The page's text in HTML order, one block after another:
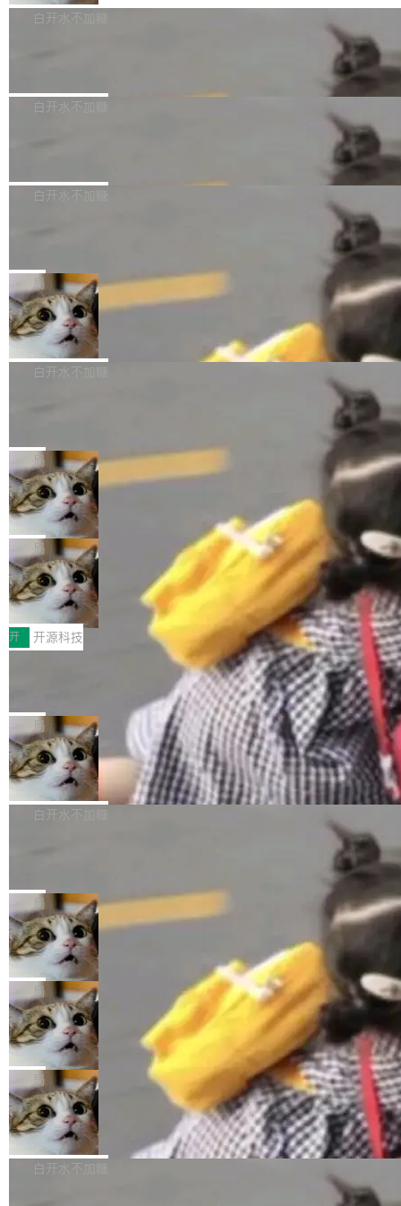
e深度理解服务"）是华为云码道（CodeA...
称为"删库跑路"的命令——最高管理员权限、无
自研的多个文生3D和...
一直在跑这些模型的推理。他们在官方博客上发
整性保护。效果是：吞吐量提升 41%，每 token
3.0preview。基于最新一代大语言模型 Hy3 的
让语音识别不再只是听清，而是真正听懂。通过
w 不要求标准普通话，方言识别覆盖粤语、吴语
白开水不加糖
新和少量网页兼容性修复版本。 Changes/fixe
容提供的字体时出现的几个问题 为避免音频加
质的最低采样率）的音频格式将被拒绝 修复了 C
SS 圆角虚线样式中可能存在的问题 如果表单中
的图像元素不在同一个子树中，则它们将不再关
联 加...
白开水不加糖
发布的 Release Notes，他利用 AI 工具（如 Co
最强的若干项。对于尚未正式发版的 PG 19，则
通过拉取过去一年内（从 PG 18 Beta1 时间点
至今）的所有 commit，同样交由 AI 分析提炼。
经过人工复核，准确度令人满意。这一方法也为
社区爱好者提供了高效跟踪新版本的思路。
白开水不加糖
维护工作一直与我的日常工作、家务、社交生活
和休闲娱乐竞争时间。" 这是 libexpat 维护者 S
ebastian Pipping 写在博客里的话。8 月 4 日，
他宣布了一个新消息：从 2026 年 8 月 1 日起，
他可以全职维护 libexpat 了，最长 6 个月。发
库之一。你的操作系统、浏览器、无数的基础设
施软件，很可能都在用它。而过去十年，维护它
的人一直在用业余...
局
Firefox 153.0.3 发布
Firefox 153.0.3 现已发布，具体更新内容如
下： New Smart Window 包含多项增强功能：
gi?id=2019042">Bug&nbsp;2019042</a>）</l
i> <li>现在，助手可以直接使用 Exa 的网络搜索
结果回答问题，而无需将问题转交给搜索引擎。
（<a href="https://bugzilla.mozilla.org/show_
bug.cgi?id=204...
白开水不加糖
的 npm 包。项目的核心论点是：容器不适合 Ag
ent 计算。真正适合的，是 Isolate。 Cloudflare
工程师在这件事上没什么可谦虚的——他们用 W
orkers 跑了十年 Isolate。用 CEO Matthew Pri
nce 的话说：「我们一生都在用 Isolate 运行代
码，而 AI Agent 不需要容器，它们需要的是 Iso
late。」 容器为什么不合适 容器的问题在于启动
和销毁都太重了。一个 Agent 要执行的任务可能
只需要几毫秒的 CPU 时间，但容器从冷启动到
就绪要花数秒。如果未来有十...
局
OpenAI 公开邮件和聊天记录回应苹果
诉讼，称“Apple is getting this wron
g”
上个月，苹果一纸诉状把 OpenAI 告上法庭，指
控其挖角苹果前员工并窃取商业秘密。苹果的诉
状把 OpenAI 描述成一个系统性地从前东家挖
人、套取机密信息的对手。 OpenAI 没发律师
函，也没选择庭外沉默。它在官网贴了一篇博
文，标题只有六个字：Apple is getting this wro
ng。 然后，它把邮件往来和 iMessage 聊天记
录全贴了出来。 他发错人了 苹果外部律师 Gabr
iel Gross 来自 Weil 律所，2 月 23 日下午 5:53
给 OpenAI 总法律顾问 Che Chang 发了封邮
件，附了一封长信，要求 OpenAI 配合调查前苹
果员工带走机密信...
局
HUAWEI MatePad Edge上架WorkBu
ddy鸿蒙PC版，说话就能干活的AI办公
搭子
全能AI工作台WorkBuddy鸿蒙PC版上架HUAWE
I MatePad Edge应用市场，直接下载即可使
用，与鸿蒙电脑上的体验一致。值得一提的是，
这是目前市面上唯一支持平板接入WorkBuddy P
C版的产品，搭载“人机双写”重磅功能——你写
你的，AI写AI的，同屏协作互不干扰。一句话让
AI帮你干活，现在开启全新体验！ 温馨提示：
体验WorkBuddy鸿蒙PC版前，请将 HUAWEI M
atePad Edge 升级至 HarmonyOS 6.1.0.135S
P9 patch03及以上版本。 *升级路径：设置 > 搜
开 开源科技
FFmpeg 9.0 发布：代号“Lei”，以此纪
全球知名开源多媒体框架 FFmpeg 今天正式发
布了 9.0 版本。这个版本除了带来新一代音视频
处理能力和硬件加速支持之外，还有一个特殊之
处：FFmpeg 9.0 的代号是“Lei”。 这个名字，
来自中国开发者雷霄骅（Lei Xiaohua）。 对于
很多中国音视频开发者而言，这个名字并不陌
“启蒙老师”。 而今年，恰好是雷霄骅离世十周
年。FFmpeg 社区最终选择用一个大版本的名
字，留下了这份纪念。 雷霄骅曾是中国传媒大学
数字电视技术方向的博士生，长期从事视频、音
频技...
局
亚马逊成本失控：AI 写代码烧掉 1215
万元，超预算 860%
外媒近日曝光了亚马逊的多份内部报告显示，AI
导致公司在多个项目上超支。《金融时报》报道
编写程序，目标是完成电商平台作者信息与商品
列表的数据匹配 —— 一项常规的数据处理任
务，最终却产生了 180 万美元的账单，实际支出
超出原定预算 860%。 更令人意外的是，该项目
最终并未成功落地，而高额算力消耗持续运行长
达 5 个月，公司直到财务对账时才察觉异常。这
意味着一个无人看管的 AI 程序，在近半年时间
里日夜不停地"烧钱"。 复盘显示，...
白开水不加糖
e CEO Clément Delangue 在 CNBC 的采访里
没有拐弯抹角。他说中国正在赢得 AI 竞赛，而
且按目前的速度，中国 AI 工具预计在今年底或
2027 年就能追上美国前沿实验室的水平。 Dela
ngue 把原因归结为一件事：开放协作。中国的
AI 开发者在一个共享和协作的生态里加速迭代，
而美国模型厂商在"闭门造车"。他的原话是 "buil
ding in silos"——各自为战，互不通气。 这个判
断从他嘴里说出来分量不同。Hugging Face 是
全球最大的开源 AI 平台，上面跑着上百万个模
型。谁在开源赛道上领先，...
局
当 AI agent 把源码变成了最好的扩展系
统，开发者工具必须开源
五年前，David Crawshaw 问过很多软件工程师
一个问题：你写过什么给自己用的程序？答案几
乎都是没有。工程师们整天用别人写的程序写程
序给别人用。偶尔有人自己写个博客系统、智能
家居控制、家庭实验室，都算稀奇事。 Crawsh
aw 是 Shelley 的作者，一个开源 AI coding age
nt。他最近在博客上写了一篇文章，核心论点很
简单：开发者工具必须开源。 理由不是传统的自
由软件情怀，而是一个跟 AI agent 直接相关的
技术判断。 两行 prompt 就能个性化任何软件 C
局
DeepSeek Harness 宣布内测邀请，全
网最大规模开源 Agent 路演现场诞生
一条内测招募帖，发出去的时候大概没人想到它
会变成一场开源 Agent 生态的路演。 8月1日，
DeepSeek Harness 团队负责人崔添翼（tiany
i）在 X 上发帖： 「如果你是 Agent Harness 相
关开源项目的开发者，希望参加 DeepSeek Har
ness 的内测，可以回复或私信联系我。请附上
局
商汤 SenseNova U1.5-Lite-Preview
开源
商汤科技宣布面向社区开源轻量级统一多模态模
型的预览版本 SenseNova U1.5-Lite-Preview。
白开水不加糖